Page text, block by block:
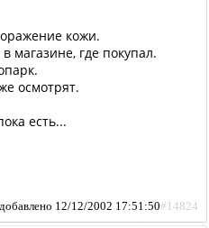
кожи.
магазине, где покупал.
осмотрят.
есть...
добавлено 12/12/2002 17:51:50#14824